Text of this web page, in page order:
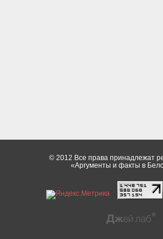
© 2012 Все права принадлежат
«Аргументы и факты в